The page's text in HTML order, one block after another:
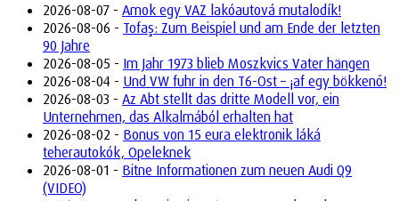
2026-08-07 - Amok egy VAZ lakóautová mutalodík!
2026-08-06 - Tofaş: Zum Beispiel und am Ende der letzten
90 Jahre
2026-08-05 - Im Jahr 1973 blieb Moszkvics Vater hängen
2026-08-04 - Und VW fuhr in den T6-Ost – ¡af egy bökkenő!
2026-08-03 - Az Abt stellt das dritte Modell vor, ein
Unternehmen, das Alkalmából erhalten hat
2026-08-02 - Bonus von 15 eura elektronik láká
teherautokók, Opeleknek
2026-08-01 - Bitne Informationen zum neuen Audi Q9
(VIDEO)